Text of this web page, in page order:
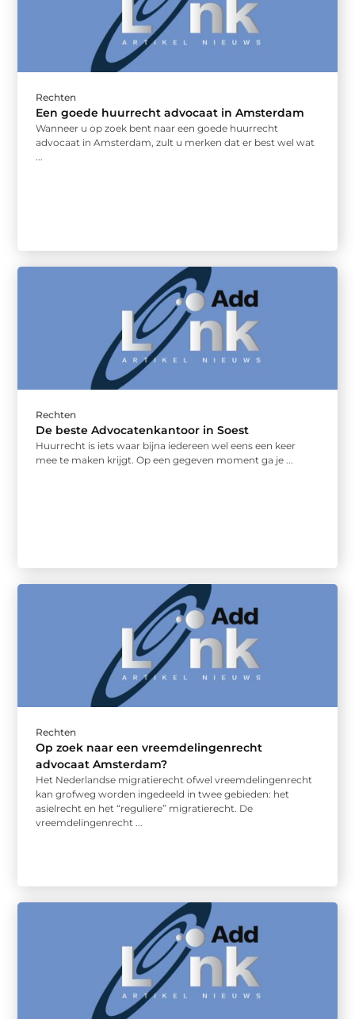
Rechten
Een goede huurrecht advocaat in Amsterdam
Wanneer u op zoek bent naar een goede huurrecht
advocaat in Amsterdam, zult u merken dat er best wel wat
Rechten
De beste Advocatenkantoor in Soest
Huurrecht is iets waar bijna iedereen wel eens een keer
mee te maken krijgt. Op een gegeven moment ga je ...
Rechten
Op zoek naar een ‌‌vreemdelingenrecht
advocaat Amsterdam?
Het Nederlandse migratierecht ofwel vreemdelingenrecht
kan grofweg worden ingedeeld in twee gebieden: het
asielrecht en het “reguliere” migratierecht. De
vreemdelingenrecht ...